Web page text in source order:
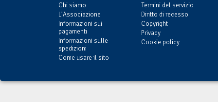
Chi siamo
L'Associazione
Informazioni sui
pagamenti
Informazioni sulle
spedizioni
Come usare il sito
Termini del servizio
Diritto di recesso
Copyright
Privacy
Cookie policy